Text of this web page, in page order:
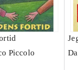
Piccolo